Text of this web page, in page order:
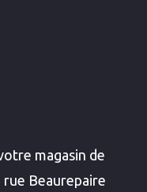
magasin de
Beaurepaire